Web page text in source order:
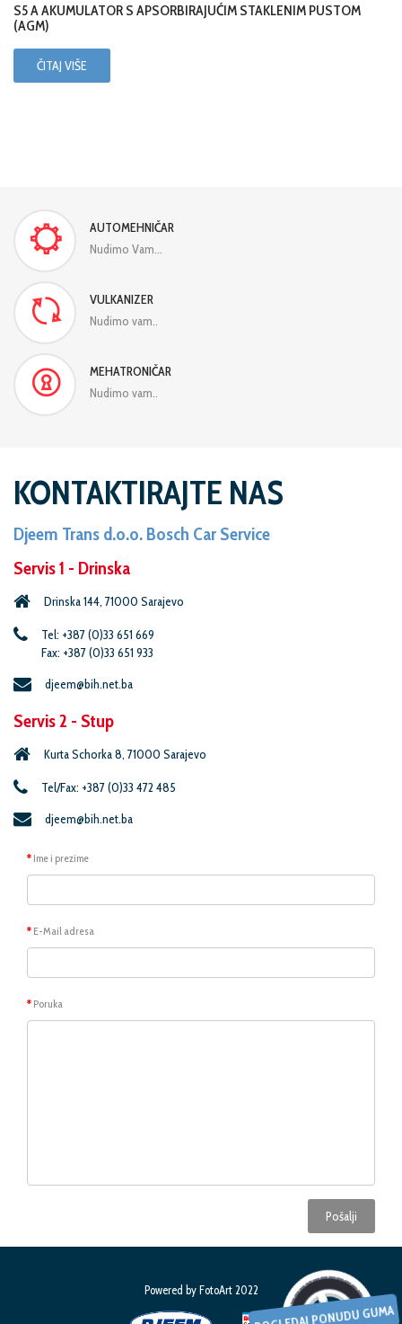
S5 A AKUMULATOR S APSORBIRAJUĆIM STAKLENIM PUSTOM
(AGM)
ČITAJ VIŠE
AUTOMEHNIČAR
Nudimo Vam...
VULKANIZER
Nudimo vam..
MEHATRONIČAR
Nudimo vam..
KONTAKTIRAJTE NAS
Djeem Trans d.o.o. Bosch Car Service
Servis 1 - Drinska
Drinska 144, 71000 Sarajevo
Tel: +387 (0)33 651 669
Fax: +387 (0)33 651 933
djeem@bih.net.ba
Servis 2 - Stup
Kurta Schorka 8, 71000 Sarajevo
Tel/Fax: +387 (0)33 472 485
djeem@bih.net.ba
Ime i prezime
E-Mail adresa
Poruka
Pošalji
Powered byFotoArt2022